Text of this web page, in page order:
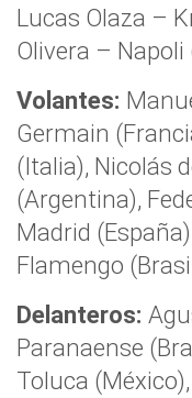
Lucas Olaza –
Olivera – Napoli
Volantes:
Germain
(Italia), Nicolás
(Argentina),
Madrid
Flamengo
Delanteros:
Paranaense
Toluca